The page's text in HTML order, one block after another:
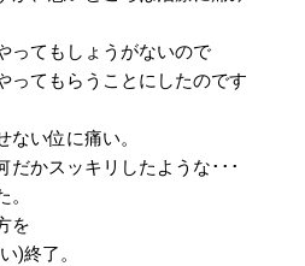
ってもしょうがないので
ってもらうことにしたのです
い位に痛い。
だかスッキリしたような･･･
を
)終了。